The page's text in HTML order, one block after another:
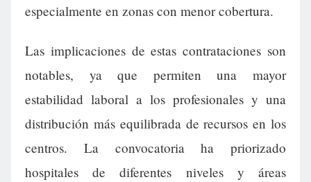
especialmente en zonas con menor cobertura.
Las implicaciones de estas contrataciones son
notables, ya que permiten una mayor
estabilidad laboral a los profesionales y una
distribución más equilibrada de recursos en los
centros. La convocatoria ha priorizado
hospitales de diferentes niveles y áreas